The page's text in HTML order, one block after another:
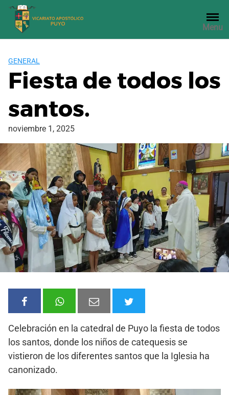
Saltar
contenido
Menu
GENERAL
Fiesta de todos los
santos.
noviembre 1, 2025
Celebración en la catedral de Puyo la fiesta de todos
los santos, donde los niños de catequesis se
vistieron de los diferentes santos que la Iglesia ha
canonizado.